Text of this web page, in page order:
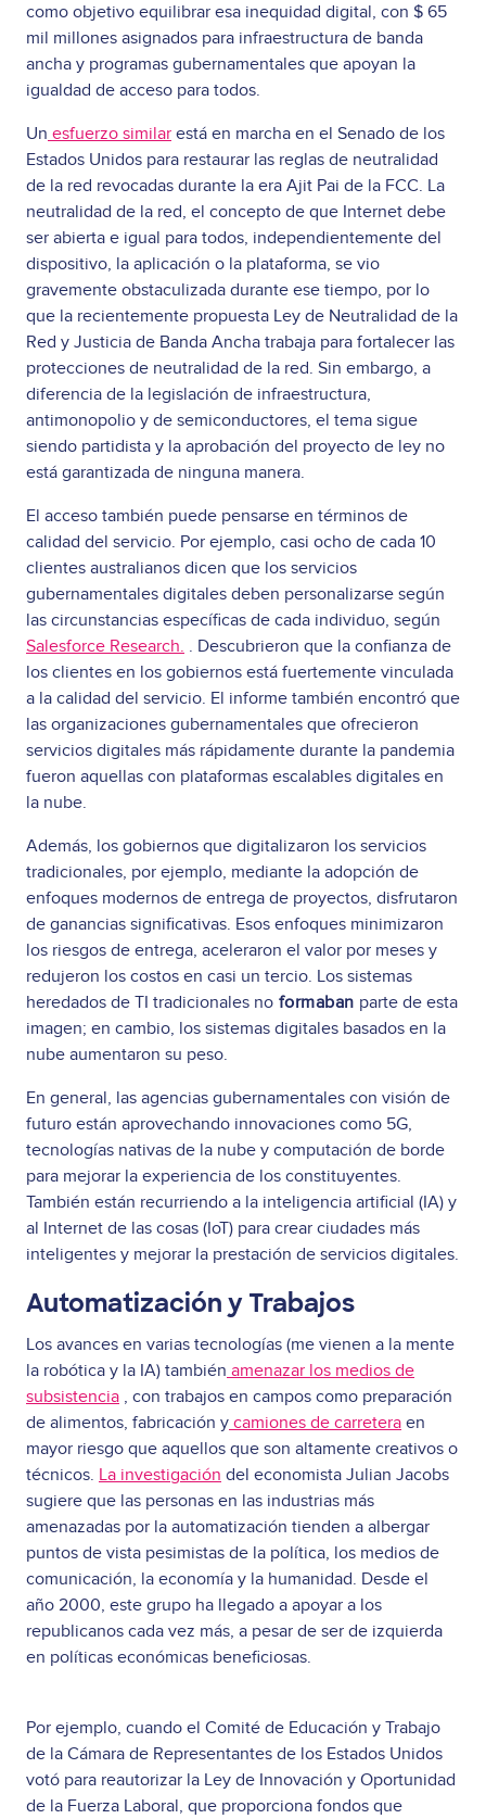
como objetivo equilibrar esa inequidad digital, con $ 65
mil millones asignados para infraestructura de banda
ancha y programas gubernamentales que apoyan la
igualdad de acceso para todos.
Un esfuerzo similar está en marcha en el Senado de los
Estados Unidos para restaurar las reglas de neutralidad
de la red revocadas durante la era Ajit Pai de la FCC. La
neutralidad de la red, el concepto de que Internet debe
ser abierta e igual para todos, independientemente del
dispositivo, la aplicación o la plataforma, se vio
gravemente obstaculizada durante ese tiempo, por lo
que la recientemente propuesta Ley de Neutralidad de la
Red y Justicia de Banda Ancha trabaja para fortalecer las
protecciones de neutralidad de la red. Sin embargo, a
diferencia de la legislación de infraestructura,
antimonopolio y de semiconductores, el tema sigue
siendo partidista y la aprobación del proyecto de ley no
está garantizada de ninguna manera.
El acceso también puede pensarse en términos de
calidad del servicio. Por ejemplo, casi ocho de cada 10
clientes australianos dicen que los servicios
gubernamentales digitales deben personalizarse según
las circunstancias específicas de cada individuo, según
Salesforce Research. . Descubrieron que la confianza de
los clientes en los gobiernos está fuertemente vinculada
a la calidad del servicio. El informe también encontró que
las organizaciones gubernamentales que ofrecieron
servicios digitales más rápidamente durante la pandemia
fueron aquellas con plataformas escalables digitales en
la nube.
Además, los gobiernos que digitalizaron los servicios
tradicionales, por ejemplo, mediante la adopción de
enfoques modernos de entrega de proyectos, disfrutaron
de ganancias significativas. Esos enfoques minimizaron
los riesgos de entrega, aceleraron el valor por meses y
redujeron los costos en casi un tercio. Los sistemas
heredados de TI tradicionales no formaban parte de esta
imagen; en cambio, los sistemas digitales basados en la
nube aumentaron su peso.
En general, las agencias gubernamentales con visión de
futuro están aprovechando innovaciones como 5G,
tecnologías nativas de la nube y computación de borde
para mejorar la experiencia de los constituyentes.
También están recurriendo a la inteligencia artificial (IA) y
al Internet de las cosas (IoT) para crear ciudades más
inteligentes y mejorar la prestación de servicios digitales.
Automatización y Trabajos
Los avances en varias tecnologías (me vienen a la mente
la robótica y la IA) también amenazar los medios de
subsistencia , con trabajos en campos como preparación
de alimentos, fabricación y camiones de carretera en
mayor riesgo que aquellos que son altamente creativos o
técnicos. La investigación del economista Julian Jacobs
sugiere que las personas en las industrias más
amenazadas por la automatización tienden a albergar
puntos de vista pesimistas de la política, los medios de
comunicación, la economía y la humanidad. Desde el
año 2000, este grupo ha llegado a apoyar a los
republicanos cada vez más, a pesar de ser de izquierda
en políticas económicas beneficiosas.
Por ejemplo, cuando el Comité de Educación y Trabajo
de la Cámara de Representantes de los Estados Unidos
votó para reautorizar la Ley de Innovación y Oportunidad
de la Fuerza Laboral, que proporciona fondos que